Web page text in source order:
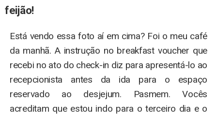
feijão!
Está vendo essa foto aí em cima? Foi o meu café
da manhã. A instrução no breakfast voucher que
recebi no ato do check-in diz para apresentá-lo ao
recepcionista antes da ida para o espaço
reservado ao desjejum. Pasmem. Vocês
acreditam que estou indo para o terceiro dia e o